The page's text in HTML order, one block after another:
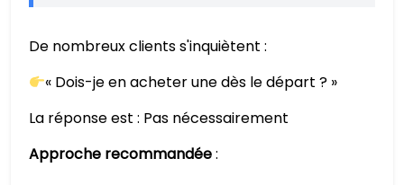
De nombreux clients s'inquiètent :
« Dois-je en acheter une dès le départ ? »
La réponse est : Pas nécessairement
Approche recommandée: